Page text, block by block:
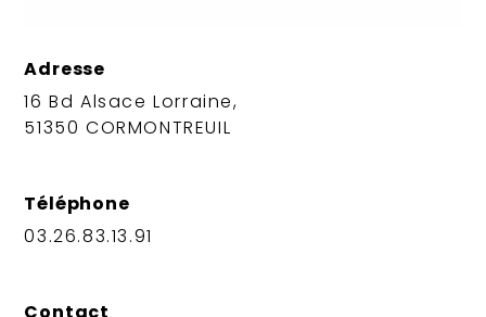
Adresse
16 Bd Alsace Lorraine,
51350 CORMONTREUIL
Téléphone
03.26.83.13.91
Contact